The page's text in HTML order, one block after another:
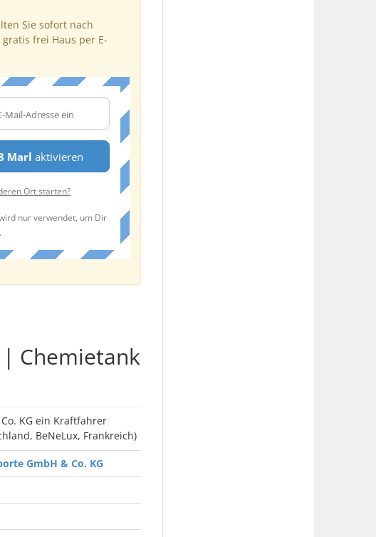
Sie sofort nach
frei Haus per E-
Marl aktivieren
Ort starten?
nur verwendet, um Dir
Chemietank
KG ein Kraftfahrer
BeNeLux, Frankreich)
GmbH & Co. KG